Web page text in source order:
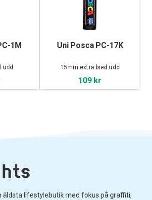
1M
udd
Uni Posca PC-17K
15mm extra bred udd
109 kr
äldsta lifestylebutik med fokus på graffiti,